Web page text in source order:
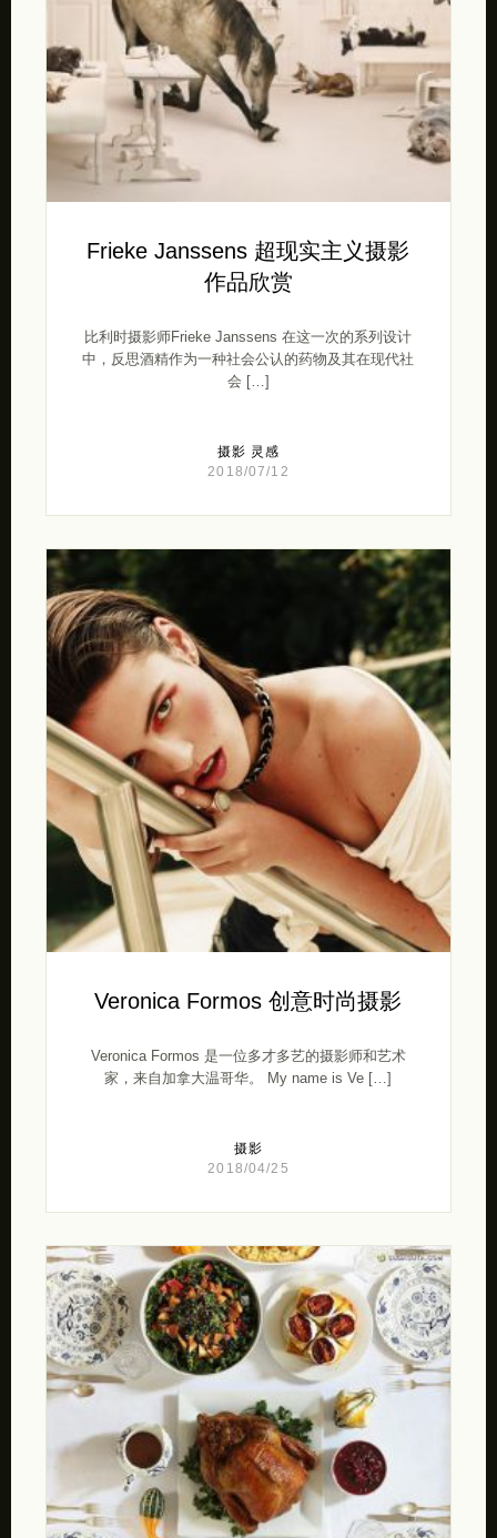
Frieke Janssens 超现实主义摄影
作品欣赏
比利时摄影师Frieke Janssens 在这一次的系列设计
中，反思酒精作为一种社会公认的药物及其在现代社
会 […]
摄影 灵感
2018/07/12
Veronica Formos 创意时尚摄影
Veronica Formos 是一位多才多艺的摄影师和艺术
家，来自加拿大温哥华。 My name is Ve […]
摄影
2018/04/25